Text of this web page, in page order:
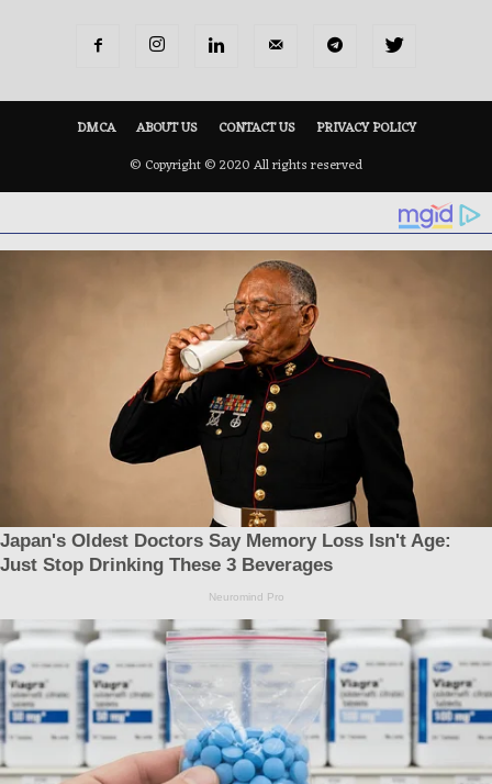
DMCA ABOUT US CONTACT US
PRIVACY POLICY
© Copyright © 2020 All rights reserved